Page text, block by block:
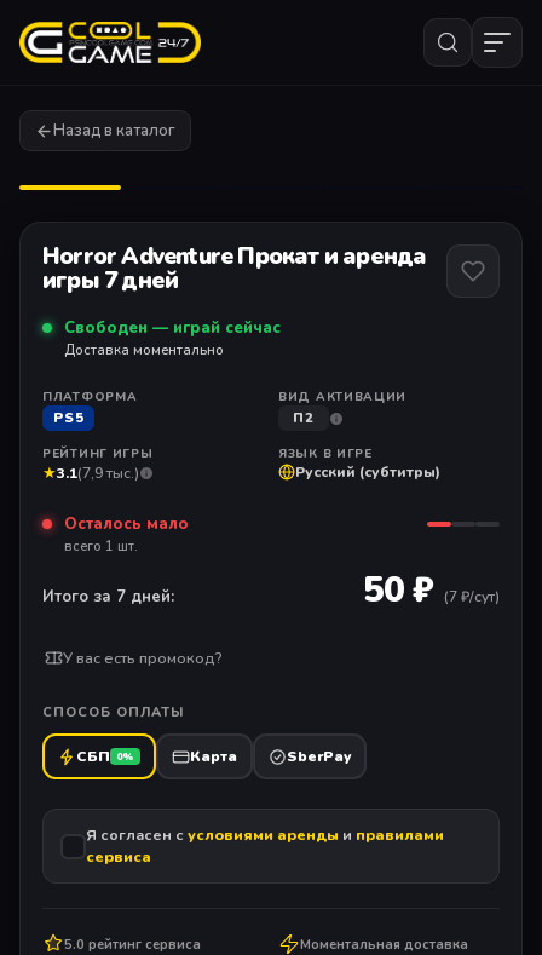
Назад в каталог
Horror Adventure Прокат и аренда
игры 7 дней
Свободен — играй сейчас
Доставка моментально
ПЛАТФОРМА
PS5
ВИД АКТИВАЦИИ
П2
РЕЙТИНГ ИГРЫ
★3.1(7,9 тыс.)
ЯЗЫК В ИГРЕ
Русский (субтитры)
Осталось мало
всего 1 шт.
Итого за 7 дней: 50 ₽ (7₽/сут)
У вас есть промокод?
СПОСОБ ОПЛАТЫ
СБП 0% Карта SberPay
Я согласен с условиями аренды и правилами
сервиса
5.0 рейтинг сервиса
Моментальная доставка